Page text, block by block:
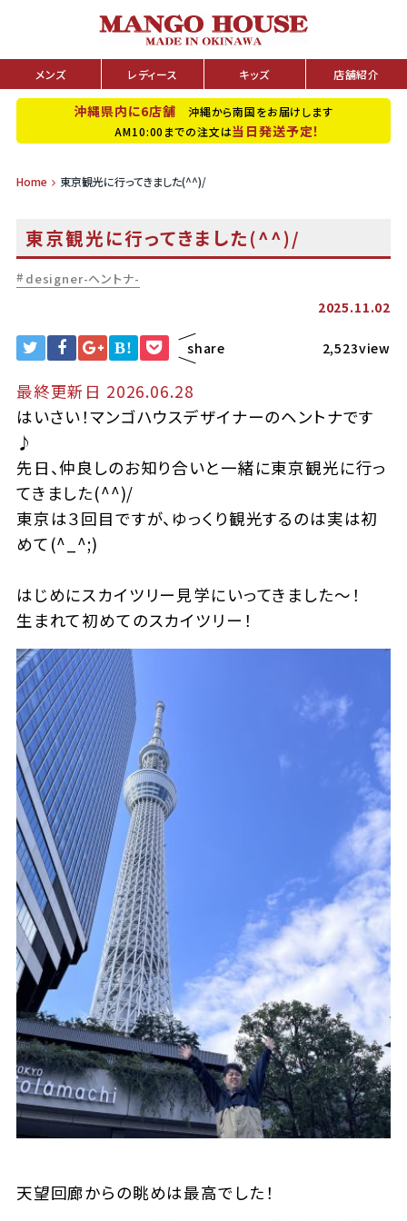
メンズ レディース キッズ 店舗紹介
沖縄県内に6店舗 沖縄から南国をお届けします
AM10:00までの注文は当日発送予定！
Home 東京観光に行ってきました(^^)/
東京観光に行ってきました(^^)/
designer-ヘントナ-
2025.11.02
B! share 2,523view
最終更新日 2026.06.28
はいさい！マンゴハウスデザイナーのヘントナです
♪
先日、仲良しのお知り合いと一緒に東京観光に行っ
てきました(^^)/
東京は３回目ですが、ゆっくり観光するのは実は初
めて(^_^;)
はじめにスカイツリー見学にいってきました～！
生まれて初めてのスカイツリー！
天望回廊からの眺めは最高でした！